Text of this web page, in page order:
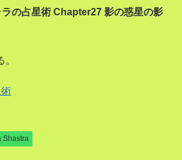
の占星術 Chapter27 影の惑星の影
Shastra